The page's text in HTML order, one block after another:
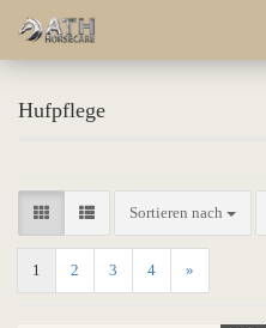
Hufpflege
Sortieren nach
1 2 3 4 »